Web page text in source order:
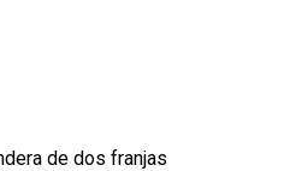
de dos franjas